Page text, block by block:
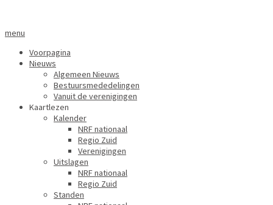
menu
Voorpagina
Nieuws
Algemeen Nieuws
Bestuursmededelingen
Vanuit de verenigingen
Kaartlezen
Kalender
NRF nationaal
Regio Zuid
Verenigingen
Uitslagen
NRF nationaal
Regio Zuid
Standen